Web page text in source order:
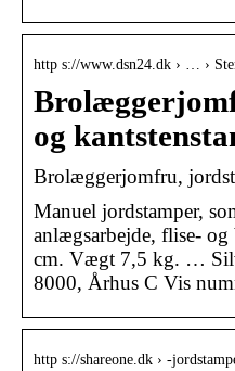
http s://www.dsn24.dk › … ›
og
Brolæggerjomfru,
Manuel jordstamper,
anlægsarbejde, flise-
cm. Vægt 7,5 kg. …
8000, Århus C Vis
http s://shareone.dk › -